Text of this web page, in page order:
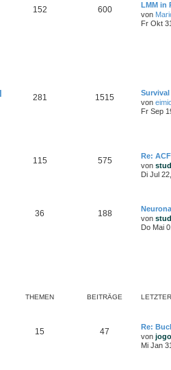
152 600
LMM in
von
Fr Okt
281 1515
von
Fr Sep
115 575
Re:
von
Di Jul
36 188
von
Do Mai
THEMEN BEITRÄGE
15 47
Re:
von jogo
Mi Jan